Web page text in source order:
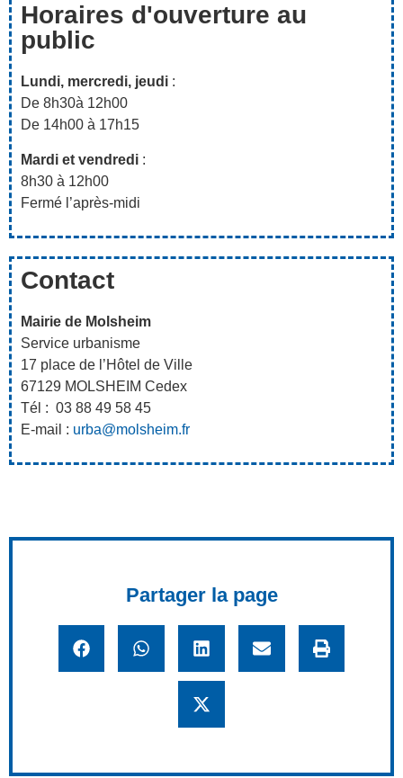
Horaires d'ouverture au
public
Lundi, mercredi, jeudi :
De 8h30à 12h00
De 14h00 à 17h15
Mardi et vendredi :
8h30 à 12h00
Fermé l’après-midi
Contact
Mairie de Molsheim
Service urbanisme
17 place de l’Hôtel de Ville
67129 MOLSHEIM Cedex
Tél : 03 88 49 58 45
E-mail : urba@molsheim.fr
Partager la page